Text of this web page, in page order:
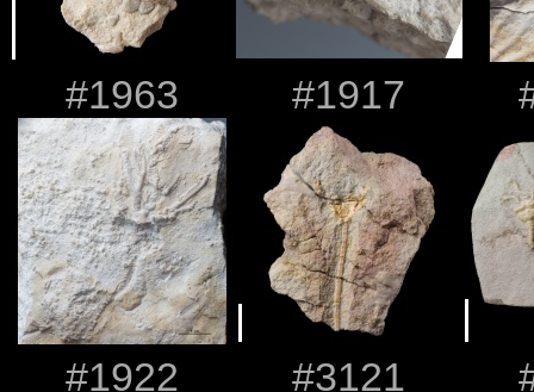
#1963 #1917
#1922 #3121